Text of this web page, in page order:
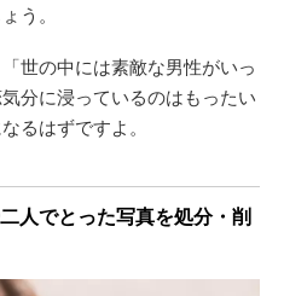
う。
世の中には素敵な男性がいっ
分に浸っているのはもったい
るはずですよ。
人でとった写真を処分・削